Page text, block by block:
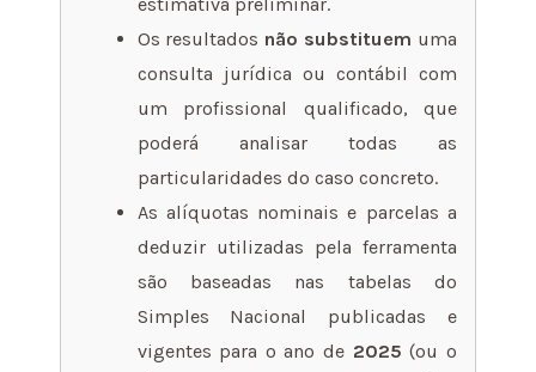
Os resultados não substituem uma
consulta jurídica ou contábil com
um profissional qualificado, que
poderá analisar todas as
particularidades do caso concreto.
As alíquotas nominais e parcelas a
deduzir utilizadas pela ferramenta
são baseadas nas tabelas do
Simples Nacional publicadas e
vigentes para o ano de 2025 (ou o